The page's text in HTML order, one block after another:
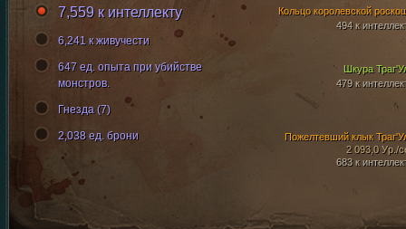
Шкура
479 к
Пожелтевший клык
2 093,0 Ур./
683 к
Кольцо королевской
494 к
7,559 к интеллекту
6,241 к живучести
647 ед. опыта при убийстве
монстров.
Гнезда (7)
2,038 ед. брони